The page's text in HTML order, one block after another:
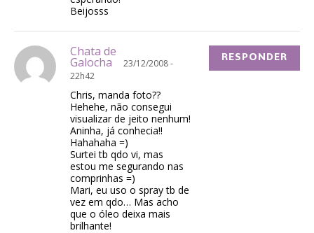
Beijosss
Chata de
Galocha
23/12/2008 -
22h42
Chris, manda foto??
Hehehe, não consegui
visualizar de jeito nenhum!
Aninha, já conhecia!!
Hahahaha =)
Surtei tb qdo vi, mas
estou me segurando nas
comprinhas =)
Mari, eu uso o spray tb de
vez em qdo… Mas acho
que o óleo deixa mais
brilhante!
RESPONDER